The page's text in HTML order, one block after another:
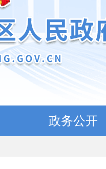
政务公开